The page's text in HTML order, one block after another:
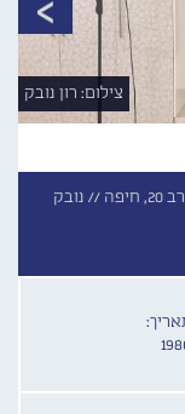
צילום: רון נובק
//
נובק